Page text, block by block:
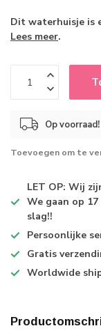
Dit waterhuisje is
Lees meer.
Op voorraad!
Toevoegen om te
LET OP: Wij
We gaan op
slag!!
Persoonlijke
Gratis
Worldwide